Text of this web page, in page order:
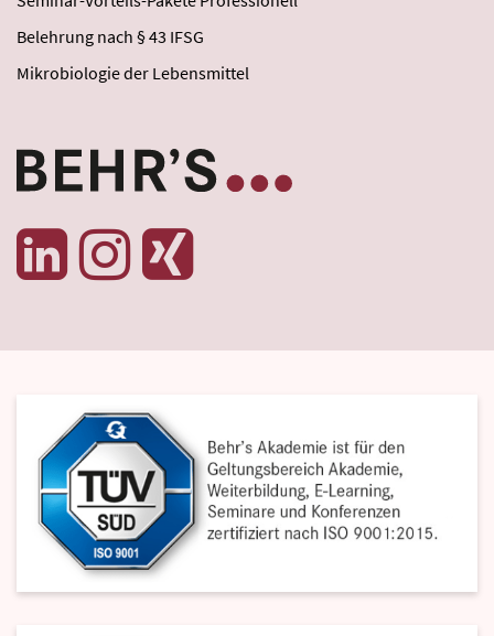
Belehrung nach § 43 IFSG
Mikrobiologie der Lebensmittel